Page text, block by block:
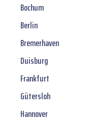
Bochum
Berlin
Bremerhaven
Duisburg
Frankfurt
Gütersloh
Hannover